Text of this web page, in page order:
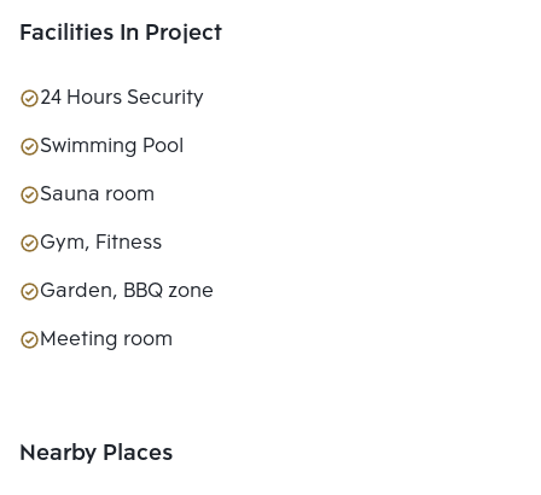
Facilities In Project
24 Hours Security
Swimming Pool
Sauna room
Gym, Fitness
Garden, BBQ zone
Meeting room
Nearby Places